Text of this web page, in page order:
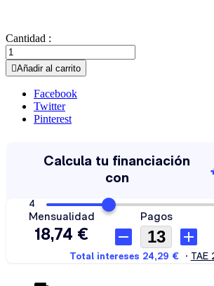
Cantidad :
Añadir al carrito
Facebook
Twitter
Pinterest